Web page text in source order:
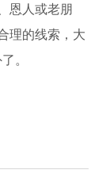
恩人或老朋
理的线索，大
。